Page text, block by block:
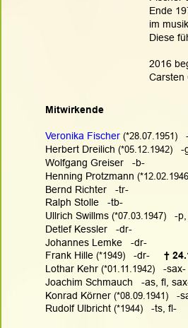
Ende
im
Diese
2016
Carsten
Mitwirkende
Veronika Fischer (*28.07.1951)
Herbert Dreilich (*05.12.1942)
Wolfgang Greiser   -b-
Henning Protzmann (
Bernd Richter   -tr-
Ralph Stolle   -tb-
Ullrich Swillms (*07.03.1947)
-
Detlef Kessler   -dr-
Johannes Lemke   -dr-
Frank Hille (*1949)
   -dr-
†
Lothar Kehr (*01.11.1942)
-
Joachim Schmauch   -as, fl,
Konrad Körner (*08.09.1941)
-
Rudolf Ulbricht (*1944)
   -ts, fl-